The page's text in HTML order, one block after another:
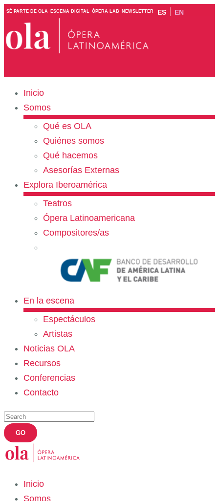
SÉ PARTE DE OLA ESCENA DIGITAL ÓPERA LAB NEWSLETTER ES EN
Inicio
Somos
Qué es OLA
Quiénes somos
Qué hacemos
Asesorías Externas
Explora Iberoamérica
Teatros
Ópera Latinoamericana
Compositores/as
En la escena
Espectáculos
Artistas
Noticias OLA
Recursos
Conferencias
Contacto
Inicio
Somos